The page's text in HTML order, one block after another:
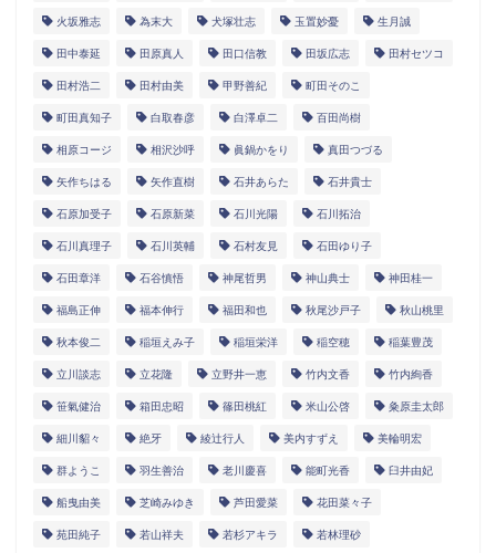
火坂雅志 為末大 犬塚壮志 玉置妙憂 生月誠
田中泰延 田原真人 田口信教 田坂広志 田村セツコ
田村浩二 田村由美 甲野善紀 町田そのこ
町田真知子 白取春彦 白澤卓二 百田尚樹
相原コージ 相沢沙呼 眞鍋かをり 真田つづる
矢作ちはる 矢作直樹 石井あらた 石井貴士
石原加受子 石原新菜 石川光陽 石川拓治
石川真理子 石川英輔 石村友見 石田ゆり子
石田章洋 石谷慎悟 神尾哲男 神山典士 神田桂一
福島正伸 福本伸行 福田和也 秋尾沙戸子 秋山桃里
秋本俊二 稲垣えみ子 稲垣栄洋 稲空穂 稲葉豊茂
立川談志 立花隆 立野井一恵 竹内文香 竹内絢香
笹氣健治 箱田忠昭 篠田桃紅 米山公啓 粂原圭太郎
細川貂々 絶牙 綾辻行人 美内すずえ 美輪明宏
群ようこ 羽生善治 老川慶喜 能町光香 臼井由妃
船曳由美 芝崎みゆき 芦田愛菜 花田菜々子
苑田純子 若山祥夫 若杉アキラ 若林理砂